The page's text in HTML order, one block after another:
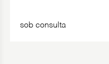
sob consulta